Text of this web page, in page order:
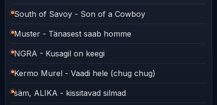
South of Savoy - Son of a Cowboy
Muster - Tänasest saab homme
NGRA - Kusagil on keegi
Kermo Murel - Vaadi hele (chug chug)
säm, ALIKA - kissitavad silmad